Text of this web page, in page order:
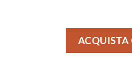
ACQUISTA